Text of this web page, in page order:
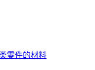
零件的材料